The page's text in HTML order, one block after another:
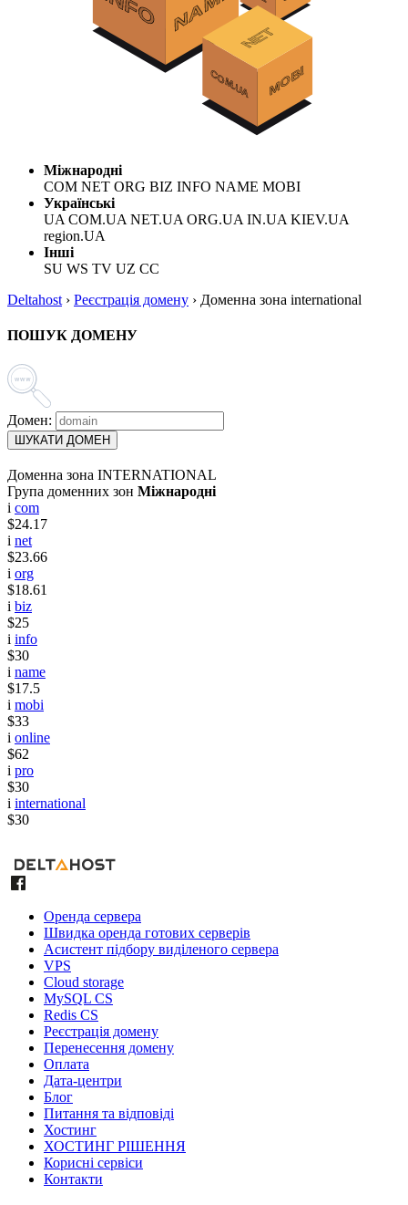
Міжнародні
COM NET ORG BIZ INFO NAME MOBI
Українські
UA COM.UA NET.UA ORG.UA IN.UA KIEV.UA
region.UA
Інші
SU WS TV UZ CC
Deltahost › Реєстрація домену › Доменна зона international
ПОШУК ДОМЕНУ
Домен:
ШУКАТИ ДОМЕН
Доменна зона INTERNATIONAL
Група доменних зон Міжнародні
i com
$24.17
i net
$23.66
i org
$18.61
i biz
$25
i info
$30
i name
$17.5
i mobi
$33
i online
$62
i pro
$30
i international
$30
Оренда сервера
Швидка оренда готових серверів
Асистент підбору виділеного сервера
VPS
Cloud storage
MySQL CS
Redis CS
Реєстрація домену
Перенесення домену
Оплата
Дата-центри
Блог
Питання та відповіді
Хостинг
ХОСТИНГ РІШЕННЯ
Корисні сервіси
Контакти